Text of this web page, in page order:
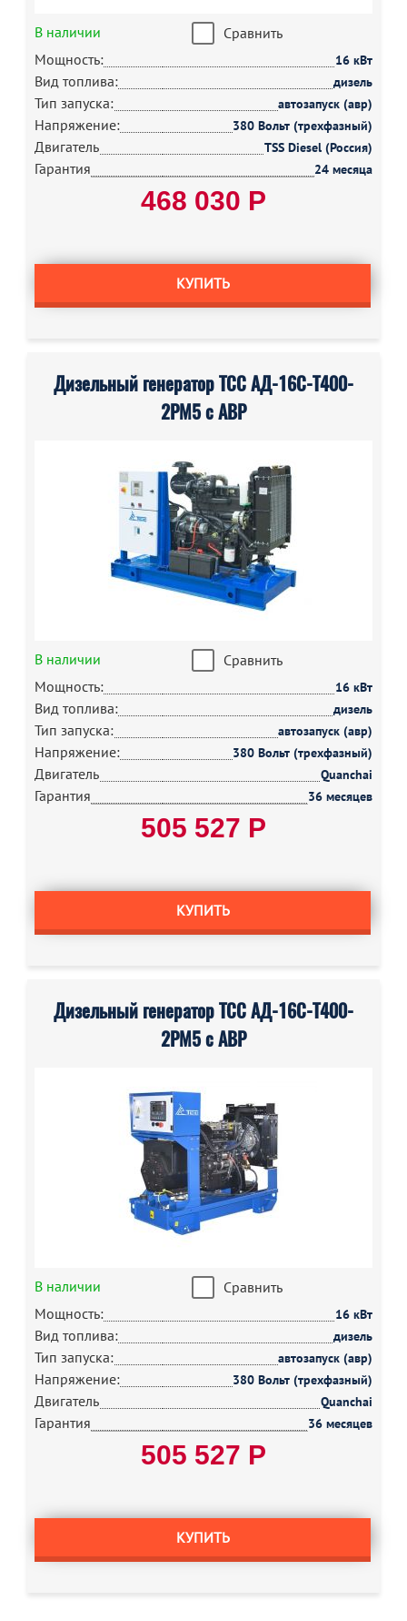
В наличии
Сравнить
Мощность:
16 кВт
Вид топлива: дизель
Тип запуска: автозапуск (авр)
Напряжение: 380 Вольт (трехфазный)
Двигатель TSS Diesel (Россия)
Гарантия 24 месяца
468 030 Р
КУПИТЬ
Дизельный генератор ТСС АД-16С-Т400-
2РМ5 с АВР
В наличии
Сравнить
Мощность:
16 кВт
Вид топлива: дизель
Тип запуска: автозапуск (авр)
Напряжение: 380 Вольт (трехфазный)
Двигатель Quanchai
Гарантия 36 месяцев
505 527 Р
КУПИТЬ
Дизельный генератор ТСС АД-16С-Т400-
2РМ5 с АВР
В наличии
Сравнить
Мощность:
16 кВт
Вид топлива: дизель
Тип запуска: автозапуск (авр)
Напряжение: 380 Вольт (трехфазный)
Двигатель Quanchai
Гарантия 36 месяцев
505 527 Р
КУПИТЬ